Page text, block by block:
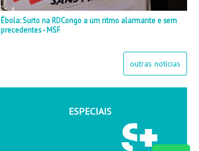
Ébola: Surto na RDCongo a um ritmo alarmante e sem
precedentes - MSF
outras notícias
ESPECIAIS